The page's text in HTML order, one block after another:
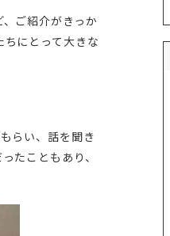
ご紹介がきっか
にとって大きな
らい、話を聞き
たこともあり、